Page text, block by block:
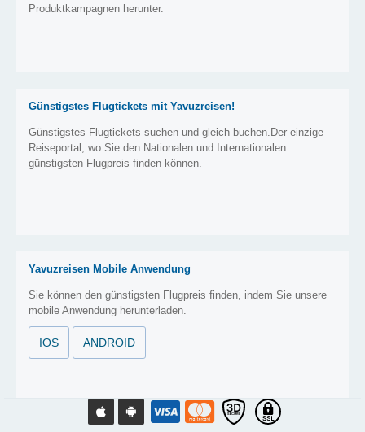
Produktkampagnen herunter.
Günstigstes Flugtickets mit Yavuzreisen!
Günstigstes Flugtickets suchen und gleich buchen.Der einzige
Reiseportal, wo Sie den Nationalen und Internationalen
günstigsten Flugpreis finden können.
Yavuzreisen Mobile Anwendung
Sie können den günstigsten Flugpreis finden, indem Sie unsere
mobile Anwendung herunterladen.
IOS ANDROID